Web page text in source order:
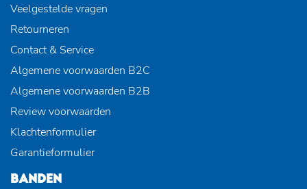
Veelgestelde vragen
Retourneren
Contact & Service
Algemene voorwaarden B2C
Algemene voorwaarden B2B
Review voorwaarden
Klachtenformulier
Garantieformulier
BANDEN